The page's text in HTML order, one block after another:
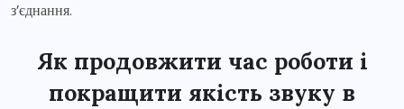
з’єднання.
Як продовжити час роботи і
покращити якість звуку в